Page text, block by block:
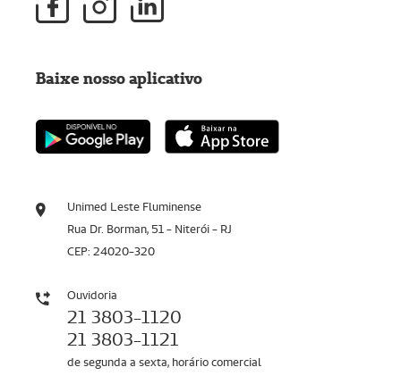
Unimed Leste Fluminense
Rua Dr. Borman, 51 - Niterói - RJ
CEP: 24020-320
Ouvidoria
21 3803-1120
21 3803-1121
de segunda a sexta, horário comercial
Baixe nosso aplicativo